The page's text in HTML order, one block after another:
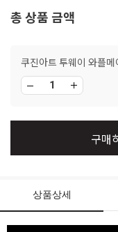
총 상품 금액
쿠진아트 투웨이 와플
구매
상품상세